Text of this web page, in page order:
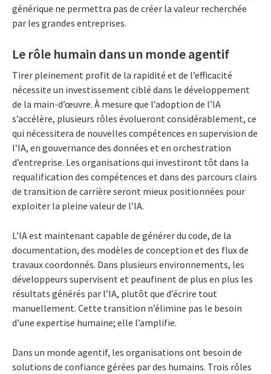
générique ne permettra pas de créer la valeur recherchée
par les grandes entreprises.
Le rôle humain dans un monde agentif
Tirer pleinement profit de la rapidité et de l’efficacité
nécessite un investissement ciblé dans le développement
de la main-d’œuvre. À mesure que l’adoption de l’IA
s’accélère, plusieurs rôles évolueront considérablement, ce
qui nécessitera de nouvelles compétences en supervision de
l’IA, en gouvernance des données et en orchestration
d’entreprise. Les organisations qui investiront tôt dans la
requalification des compétences et dans des parcours clairs
de transition de carrière seront mieux positionnées pour
exploiter la pleine valeur de l’IA.
L’IA est maintenant capable de générer du code, de la
documentation, des modèles de conception et des flux de
travaux coordonnés. Dans plusieurs environnements, les
développeurs supervisent et peaufinent de plus en plus les
résultats générés par l’IA, plutôt que d’écrire tout
manuellement. Cette transition n’élimine pas le besoin
d’une expertise humaine; elle l’amplifie.
Dans un monde agentif, les organisations ont besoin de
solutions de confiance gérées par des humains. Trois rôles